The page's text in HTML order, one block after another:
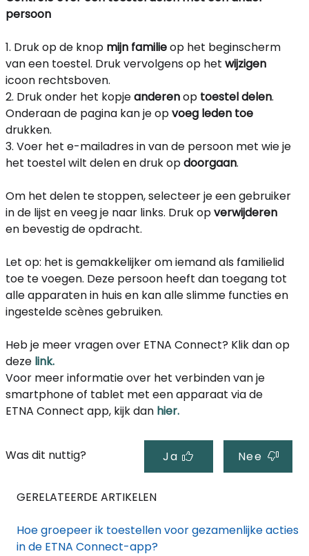
persoon
1. Druk op de knop mijn familieop het beginscherm
van een toestel. Druk vervolgens op het wijzigen
icoon rechtsboven.
2. Druk onder het kopjeanderenop toestel delen.
Onderaan de pagina kan je opvoeg leden toe
drukken.
3. Voer het e-mailadres in van de persoon met wie je
het toestel wilt delen en druk opdoorgaan.
Om het delen te stoppen, selecteer je een gebruiker
in de lijst en veeg je naar links. Druk opverwijderen
en bevestig de opdracht.
Let op: het is gemakkelijker om iemand als familielid
toe te voegen. Deze persoon heeft dan toegang tot
alle apparaten in huis en kan alle slimme functies en
ingestelde scènes gebruiken.
Heb je meer vragen over ETNA Connect? Klik dan op
deze link.
Voor meer informatie over het verbinden van je
smartphone of tablet met een apparaat via de
ETNA Connect app, kijk dan hier.
Was dit nuttig? Ja Nee
GERELATEERDE ARTIKELEN
Hoe groepeer ik toestellen voor gezamenlijke acties
in de ETNA Connect-app?